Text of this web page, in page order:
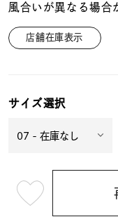
風合いが異なる場合
店舗在庫表示
サイズ選択